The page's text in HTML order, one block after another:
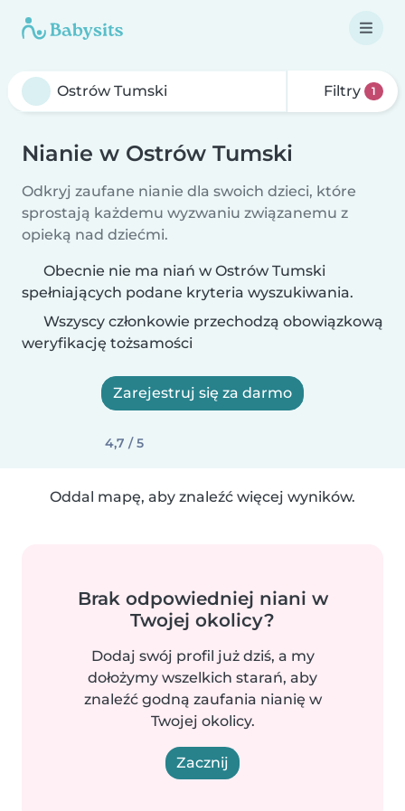
Filtry 1
Nianie w Ostrów Tumski
Odkryj zaufane nianie dla swoich dzieci, które
sprostają każdemu wyzwaniu związanemu z
opieką nad dziećmi.
Obecnie nie ma niań w Ostrów Tumski
spełniających podane kryteria wyszukiwania.
Wszyscy członkowie przechodzą obowiązkową
weryfikację tożsamości
Zarejestruj się za darmo
4,7 / 5
Oddal mapę, aby znaleźć więcej wyników.
Brak odpowiedniej niani w
Twojej okolicy?
Dodaj swój profil już dziś, a my
dołożymy wszelkich starań, aby
znaleźć godną zaufania nianię w
Twojej okolicy.
Zacznij